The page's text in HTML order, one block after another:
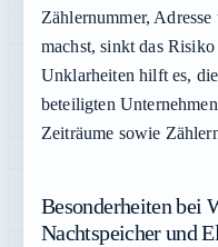
Zählernummer,
machst, sinkt das
Unklarheiten hilft es,
beteiligten
Zeiträume sowie
Besonderheiten bei
Nachtspeicher und